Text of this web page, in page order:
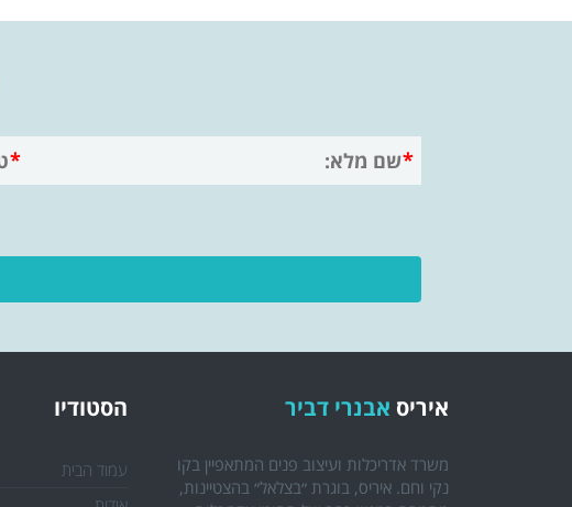
איריס אבנרי דביר
משרד אדריכלות ועיצוב פנים המתאפיין בקו
נקי וחם. איריס, בוגרת ״בצלאל״ בהצטיינות,
הסטודיו
עמוד הבית